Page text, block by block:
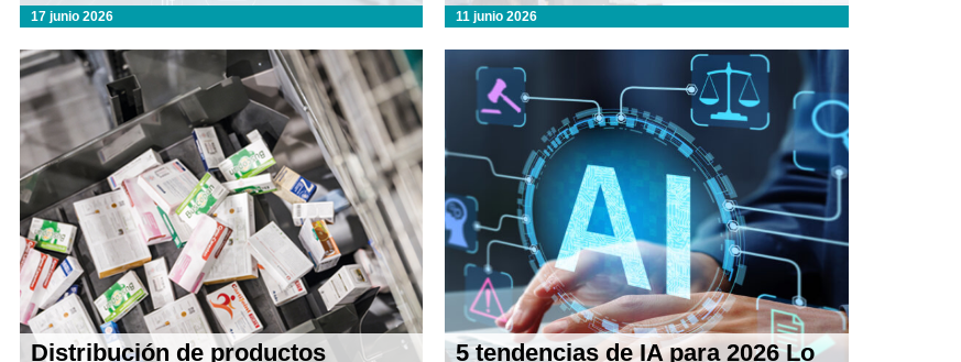
17 junio 2026 11 junio 2026
Distribución de productos 5 tendencias de IA para 2026 Lo